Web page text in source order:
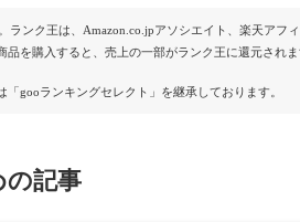
ランク王は、Amazon.co.jpアソシエイト、楽天ア
を購入すると、売上の一部がランク王に還元されま
「gooランキングセレクト」を継承しております。
の記事